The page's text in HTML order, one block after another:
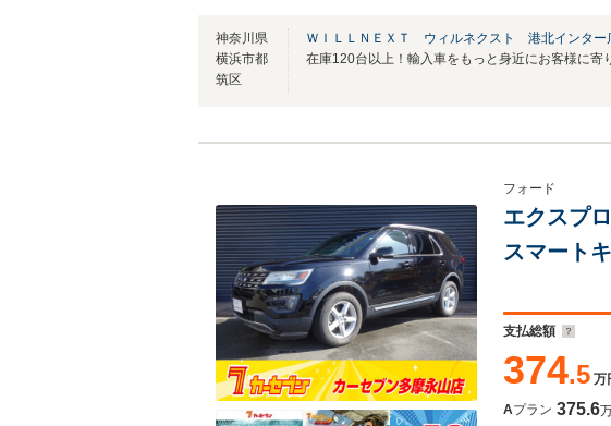
神奈川県
横浜市都
筑区
ＷＩＬＬＮＥＸＴ ウィルネクスト 港北インター
フォード
エクスプ
スマート
支払総額
374.5 万
Aプラン 375.6